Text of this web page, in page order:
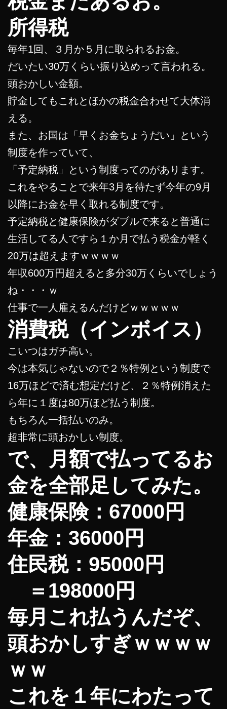
所得税
毎年1回、３月か５月に取られるお金。
だいたい30万くらい振り込めって言われる。
頭おかしい金額。
貯金してもこれとほかの税金合わせて大体消
える。
また、お国は「早くお金ちょうだい」という
制度を作っていて、
「予定納税」という制度ってのがあります。
これをやることで来年3月を待たず今年の9月
以降にお金を早く取れる制度です。
予定納税と健康保険がダブルで来ると普通に
生活してる人ですら１か月で払う税金が軽く
20万は超えますｗｗｗｗ
年収600万円超えると多分30万くらいでしょう
ね・・・ｗ
仕事で一人雇えるんだけどｗｗｗｗｗ
消費税（インボイス）
こいつはガチ高い。
今は本気じゃないので２％特例という制度で
16万ほどで済む想定だけど、２％特例消えた
ら年に１度は80万ほど払う制度。
もちろん一括払いのみ。
超非常に頭おかしい制度。
で、月額で払ってるお
金を全部足してみた。
健康保険：67000円
年金：36000円
住民税：95000円
＝198000円
毎月これ払うんだぞ、
頭おかしすぎｗｗｗｗ
ｗｗ
これを１年にわたって